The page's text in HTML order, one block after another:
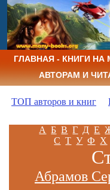
ГЛАВНАЯ - КНИГИ НА
АВТОРАМ И
ТОП авторов и книг
А Б В Г Д Е
С Т У Ф Х
Абрамов